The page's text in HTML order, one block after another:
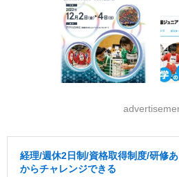
経理/週休2日制/資格取得制度/研修
からチャレンジできる